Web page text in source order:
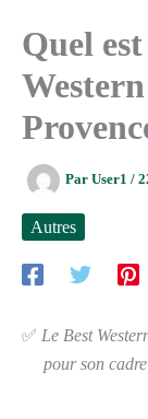
Quel
Par User1 /
Autres
✅ Le Best
pour son